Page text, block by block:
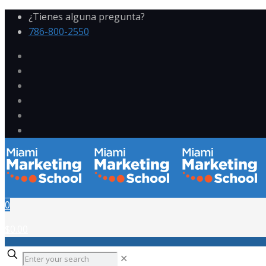
¿Tienes alguna pregunta?
786-800-2550
0
✕